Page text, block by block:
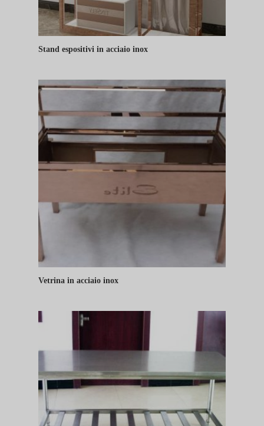
Stand espositivi in acciaio inox
Vetrina in acciaio inox